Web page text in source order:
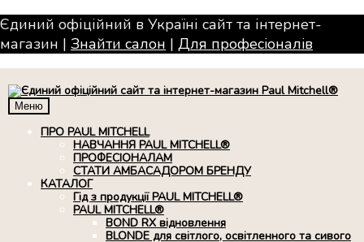
Єдиний офіційний в Україні сайт та інтернет-
магазин | Знайти салон | Для професiоналiв
Меню
ПРО PAUL MITCHELL
НАВЧАННЯ PAUL MITCHELL®
ПРОФЕСІОНАЛАМ
СТАТИ АМБАСАДОРОМ БРЕНДУ
КАТАЛОГ
Гід з продукції PAUL MITCHELL®
PAUL MITCHELL®
BOND RX вiдновлення
BLONDE для світлого, освітленного та сивого